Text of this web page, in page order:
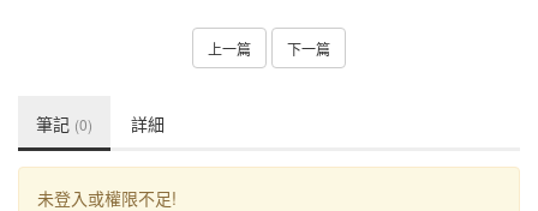
上一篇 下一篇
筆記 (0) 詳細
未登入或權限不足!